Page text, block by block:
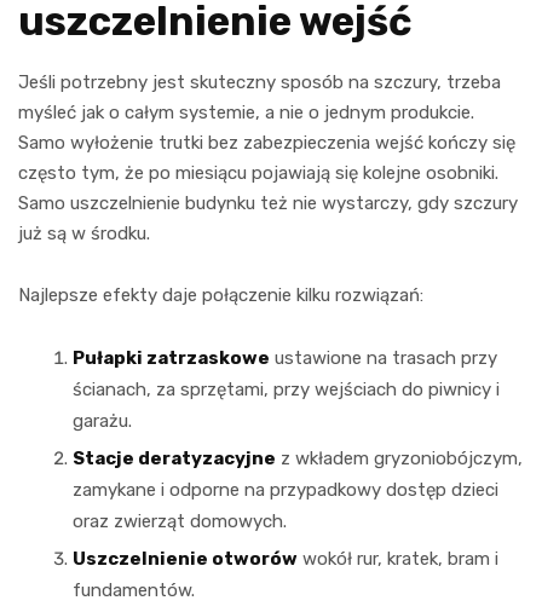
uszczelnienie wejść
Jeśli potrzebny jest skuteczny sposób na szczury, trzeba
myśleć jak o całym systemie, a nie o jednym produkcie.
Samo wyłożenie trutki bez zabezpieczenia wejść kończy się
często tym, że po miesiącu pojawiają się kolejne osobniki.
Samo uszczelnienie budynku też nie wystarczy, gdy szczury
już są w środku.
Najlepsze efekty daje połączenie kilku rozwiązań:
Pułapki zatrzaskowe ustawione na trasach przy
ścianach, za sprzętami, przy wejściach do piwnicy i
garażu.
Stacje deratyzacyjne z wkładem gryzoniobójczym,
zamykane i odporne na przypadkowy dostęp dzieci
oraz zwierząt domowych.
Uszczelnienie otworów wokół rur, kratek, bram i
fundamentów.